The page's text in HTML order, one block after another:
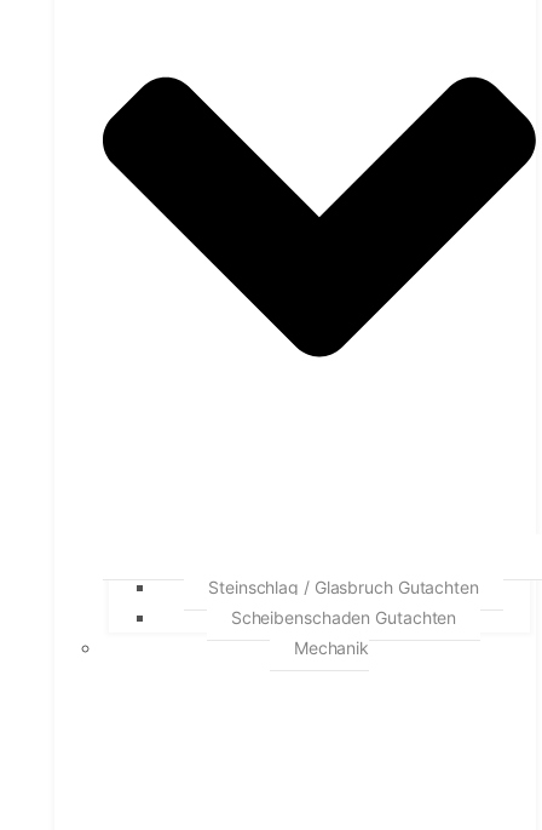
Steinschlag / Glasbruch Gutachten
Scheibenschaden Gutachten
Mechanik